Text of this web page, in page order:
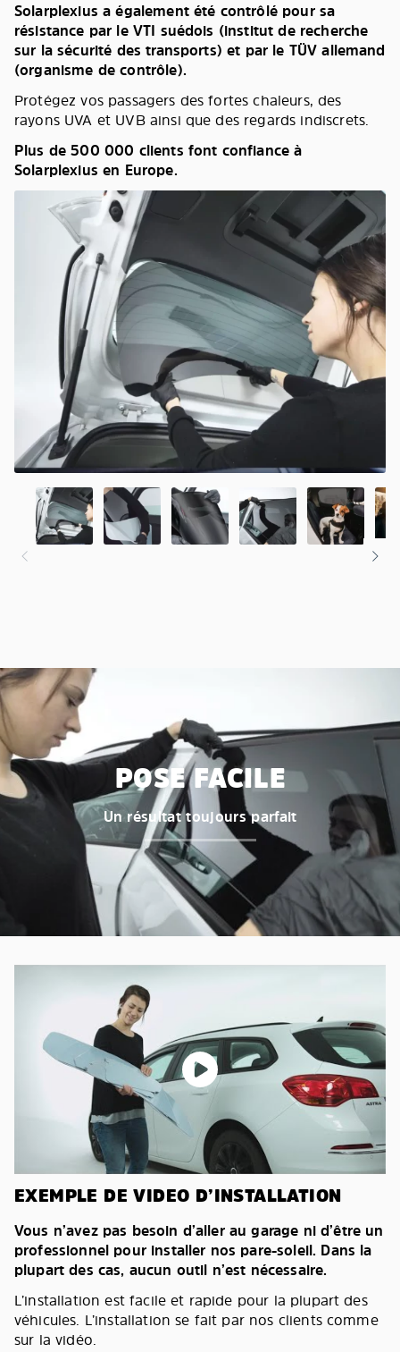
Solarplexius a également été contrôlé pour sa
résistance par le VTI suédois (institut de recherche
sur la sécurité des transports) et par le TÜV allemand
(organisme de contrôle).
Protégez vos passagers des fortes chaleurs, des
rayons UVA et UVB ainsi que des regards indiscrets.
Plus de 500 000 clients font confiance à
Solarplexius en Europe.
POSE FACILE
Un résultat toujours parfait
EXEMPLE DE VIDEO D’INSTALLATION
Vous n’avez pas besoin d’aller au garage ni d’être un
professionnel pour installer nos pare-soleil. Dans la
plupart des cas, aucun outil n’est nécessaire.
L’installation est facile et rapide pour la plupart des
véhicules. L’installation se fait par nos clients comme
sur la vidéo.